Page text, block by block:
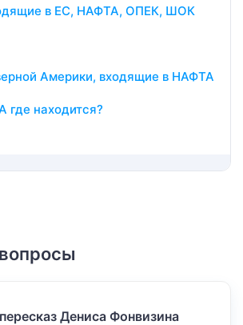
в ЕС, НАФТА, ОПЕК, ШОК
Америки, входящие в НАФТА
находится?
Дениса Фонвизина